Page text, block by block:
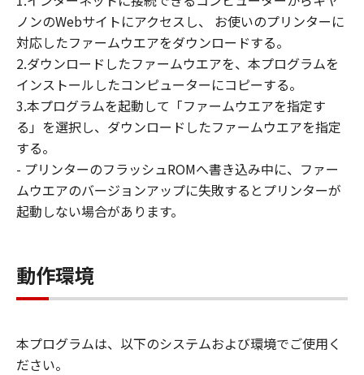
者にこのような行為をさせてはなりませ
ん。
(4) 本契約に明示的に定める場合を除き、
キヤノンは「本ソフトウエア」に関する知
的財産権のいかなる権利もお客様に付与す
るものではありません。
「本ソフトウエア」及びその複製物に係る
権限及び所有権は、その内容によりキヤノ
ンまたはキヤノンのライセンサーに帰属し
「許諾ソフトウエア」が、CD-ROM等の記
憶媒体に格納されて提供されている場合、
ア」を購入した日から90日の間、「許諾ソ
ノンのWebサイトにアクセスし、 お使いのプリンターに
対応したファームウエアをダウンロードする。
2.ダウンロードしたファームウエアを、本プログラムを
インストールしたコンピューターにコピーする。
3.本プログラムを起動して「ファームウエアを指定す
る」を選択し、ダウンロードしたファームウエアを指定
する。
- プリンターのフラッシュROMへ書き込み中に、ファー
ムウエアのバージョンアップに失敗するとプリンターが
起動しない場合があります。
動作環境
本プログラムは、以下のシステムおよび環境でご使用く
ださい。